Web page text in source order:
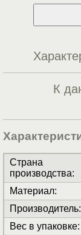
К
Страна
производства:
Материал:
Производитель:
Вес в упаковке: